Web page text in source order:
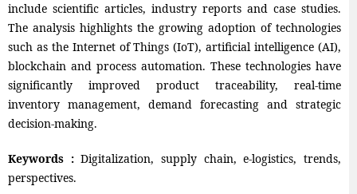
include scientific articles, industry reports and case studies.
The analysis highlights the growing adoption of technologies
such as the Internet of Things (IoT), artificial intelligence (AI),
blockchain and process automation. These technologies have
significantly improved product traceability, real-time
inventory management, demand forecasting and strategic
decision-making.
Keywords :Digitalization, supply chain, e-logistics, trends,
perspectives.